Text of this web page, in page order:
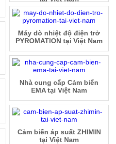
Máy dò nhiệt độ điện trở
PYROMATION tại Việt Nam
Nhà cung cấp Cảm biến
EMA tại Việt Nam
Cảm biến áp suất ZHIMIN
tại Việt Nam